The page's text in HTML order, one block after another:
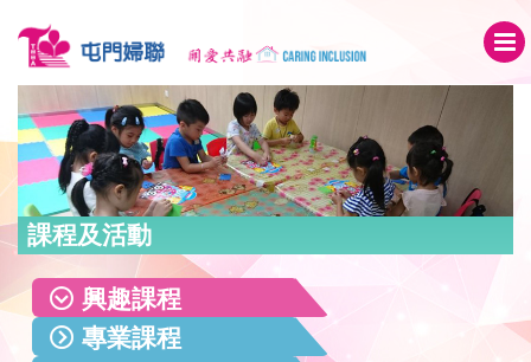
課程及活動
興趣課程
專業課程